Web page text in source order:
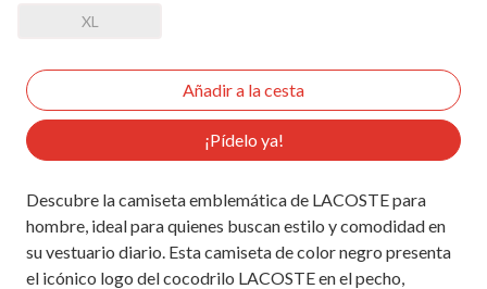
XL
¡Pídelo ya!
Descubre la camiseta emblemática de LACOSTE para
hombre, ideal para quienes buscan estilo y comodidad en
su vestuario diario. Esta camiseta de color negro presenta
el icónico logo del cocodrilo LACOSTE en el pecho,